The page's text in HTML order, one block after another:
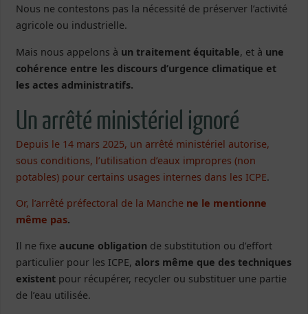
Nous ne contestons pas la nécessité de préserver l’activité
agricole ou industrielle.
Mais nous appelons à un traitement équitable, et à une
cohérence entre les discours d’urgence climatique et
les actes administratifs.
Un arrêté ministériel ignoré
Depuis le 14 mars 2025, un arrêté ministériel autorise,
sous conditions, l’utilisation d’eaux impropres (non
potables) pour certains usages internes dans les ICPE.
Or, l’arrêté préfectoral de la Manche ne le mentionne
même pas.
Il ne fixe aucune obligation de substitution ou d’effort
particulier pour les ICPE, alors même que des techniques
existentpour récupérer, recycler ou substituer une partie
de l’eau utilisée.